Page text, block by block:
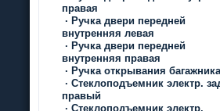
правая
· Ручка двери передней
внутренняя левая
· Ручка двери передней
внутренняя правая
· Ручка открывания багажника
· Стеклоподъемник электр.
правый
· Стеклоподъемник электр.